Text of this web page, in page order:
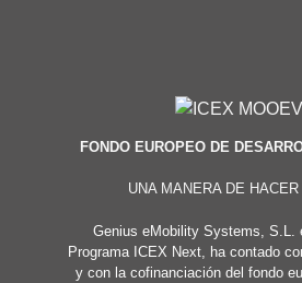
FONDO EUROPEO DE
UNA MANERA DE
Genius eMobility Systems, S.L.
Programa ICEX Next, ha contado
y con la cofinanciación del fondo